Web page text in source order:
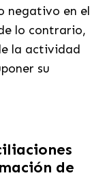
negativo en el
lo contrario,
la actividad
su
de